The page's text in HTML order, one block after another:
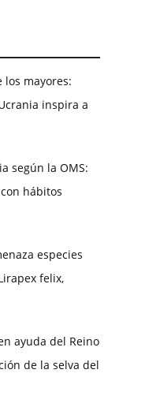
los mayores:
inspira a
según la OMS:
hábitos
especies
felix,
ayuda del Reino
de la selva del